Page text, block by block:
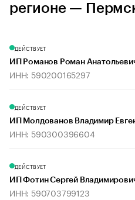
регионе —
ДЕЙСТВУЕТ
ИП Романов Роман
ИНН: 590200165297
ДЕЙСТВУЕТ
ИП Молдованов Владимир
ИНН: 590300396604
ДЕЙСТВУЕТ
ИП Фотин Сергей
ИНН: 590703799123